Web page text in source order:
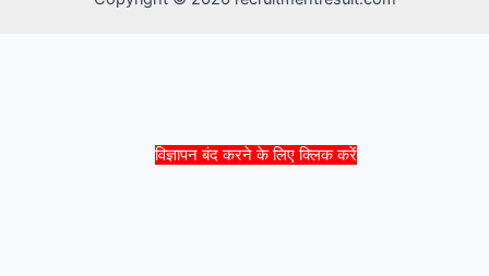
विज्ञापन बंद करने के लिए क्लिक करें